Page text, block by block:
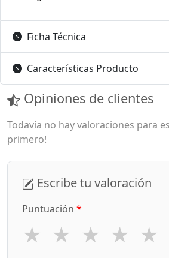
Ficha Técnica
Características Producto
Opiniones de clientes
Todavía no hay valoraciones para
primero!
Escribe tu valoración
Puntuación *
★ ★ ★ ★ ★